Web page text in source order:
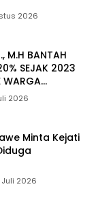
2026
M.H BANTAH
SEJAK 2023
WARGA
2026
Minta Kejati
Juli 2026